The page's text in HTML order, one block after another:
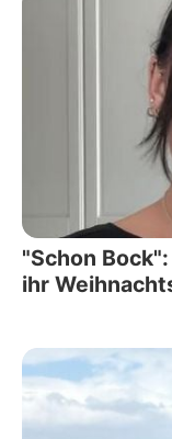
"Schon
ihr